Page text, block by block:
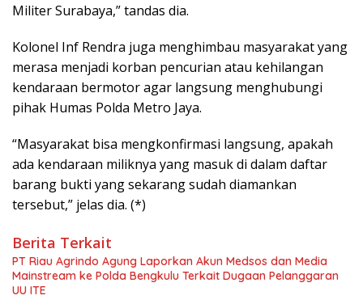
Militer Surabaya,” tandas dia.
Kolonel Inf Rendra juga menghimbau masyarakat yang
merasa menjadi korban pencurian atau kehilangan
kendaraan bermotor agar langsung menghubungi
pihak Humas Polda Metro Jaya.
“Masyarakat bisa mengkonfirmasi langsung, apakah
ada kendaraan miliknya yang masuk di dalam daftar
barang bukti yang sekarang sudah diamankan
tersebut,” jelas dia. (*)
Berita Terkait
PT Riau Agrindo Agung Laporkan Akun Medsos dan Media
Mainstream ke Polda Bengkulu Terkait Dugaan Pelanggaran
UU ITE